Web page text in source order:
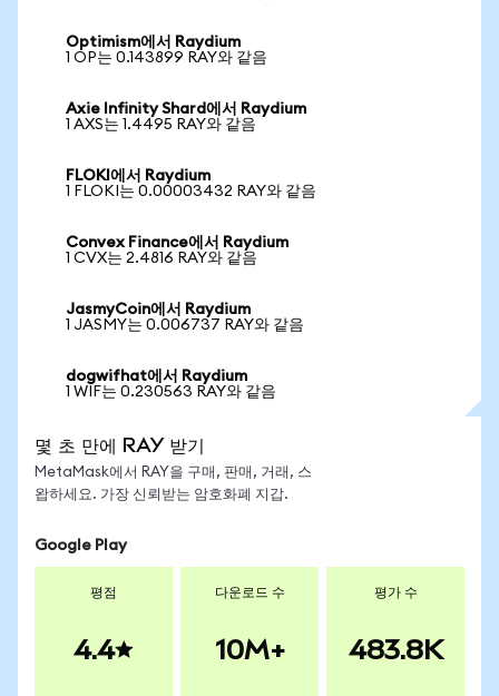
Optimism에서 Raydium
1 OP는 0.143899 RAY와 같음
Axie Infinity Shard에서 Raydium
1 AXS는 1.4495 RAY와 같음
FLOKI에서 Raydium
1 FLOKI는 0.00003432 RAY와 같음
Convex Finance에서 Raydium
1 CVX는 2.4816 RAY와 같음
JasmyCoin에서 Raydium
1 JASMY는 0.006737 RAY와 같음
dogwifhat에서 Raydium
1 WIF는 0.230563 RAY와 같음
몇 초 만에 RAY 받기
MetaMask에서 RAY을 구매, 판매, 거래, 스
왑하세요. 가장 신뢰받는 암호화폐 지갑.
Google Play
평점
4.4
다운로드 수
10M+
평가 수
483.8K